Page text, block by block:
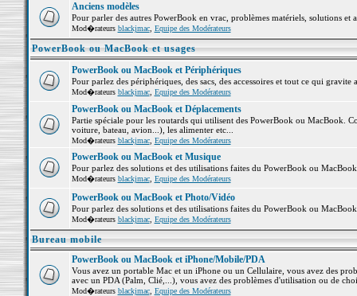
Anciens modèles
Pour parler des autres PowerBook en vrac, problèmes matériels, solutions et
Mod�rateurs blackjmac, Equipe des Modérateurs
PowerBook ou MacBook et usages
PowerBook ou MacBook et Périphériques
Pour parlez des périphériques, des sacs, des accessoires et tout ce qui
Mod�rateurs blackjmac, Equipe des Modérateurs
PowerBook ou MacBook et Déplacements
Partie spéciale pour les routards qui utilisent des PowerBook ou MacBook.
voiture, bateau, avion...), les alimenter etc...
Mod�rateurs blackjmac, Equipe des Modérateurs
PowerBook ou MacBook et Musique
Pour parlez des solutions et des utilisations faites du PowerBook ou
Mod�rateurs blackjmac, Equipe des Modérateurs
PowerBook ou MacBook et Photo/Vidéo
Pour parlez des solutions et des utilisations faites du PowerBook ou
Mod�rateurs blackjmac, Equipe des Modérateurs
Bureau mobile
PowerBook ou MacBook et iPhone/Mobile/PDA
Vous avez un portable Mac et un iPhone ou un Cellulaire, vous avez des
avec un PDA (Palm, Clié,...), vous avez des problèmes d'utilisation ou de
Mod�rateurs blackjmac, Equipe des Modérateurs